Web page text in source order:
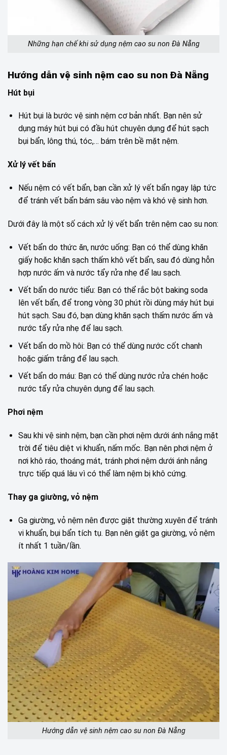
Những hạn chế khi sử dụng nệm cao su non Đà Nẵng
Hướng dẫn vệ sinh nệm cao su non Đà Nẵng
Hút bụi
Hút bụi là bước vệ sinh nệm cơ bản nhất. Bạn nên sử
dụng máy hút bụi có đầu hút chuyên dụng để hút sạch
bụi bẩn, lông thú, tóc,… bám trên bề mặt nệm.
Xử lý vết bẩn
Nếu nệm có vết bẩn, bạn cần xử lý vết bẩn ngay lập tức
để tránh vết bẩn bám sâu vào nệm và khó vệ sinh hơn.
Dưới đây là một số cách xử lý vết bẩn trên nệm cao su non:
Vết bẩn do thức ăn, nước uống: Bạn có thể dùng khăn
giấy hoặc khăn sạch thấm khô vết bẩn, sau đó dùng hỗn
hợp nước ấm và nước tẩy rửa nhẹ để lau sạch.
Vết bẩn do nước tiểu: Bạn có thể rắc bột baking soda
lên vết bẩn, để trong vòng 30 phút rồi dùng máy hút bụi
hút sạch. Sau đó, bạn dùng khăn sạch thấm nước ấm và
nước tẩy rửa nhẹ để lau sạch.
Vết bẩn do mồ hôi: Bạn có thể dùng nước cốt chanh
hoặc giấm trắng để lau sạch.
Vết bẩn do máu: Bạn có thể dùng nước rửa chén hoặc
nước tẩy rửa chuyên dụng để lau sạch.
Phơi nệm
Sau khi vệ sinh nệm, bạn cần phơi nệm dưới ánh nắng mặt
trời để tiêu diệt vi khuẩn, nấm mốc. Bạn nên phơi nệm ở
nơi khô ráo, thoáng mát, tránh phơi nệm dưới ánh nắng
trực tiếp quá lâu vì có thể làm nệm bị khô cứng.
Thay ga giường, vỏ nệm
Ga giường, vỏ nệm nên được giặt thường xuyên để tránh
vi khuẩn, bụi bẩn tích tụ. Bạn nên giặt ga giường, vỏ nệm
ít nhất 1 tuần/lần.
Hướng dẫn vệ sinh nệm cao su non Đà Nẵng